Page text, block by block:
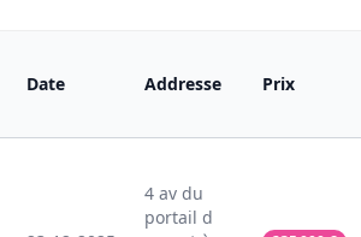
Date Addresse Prix
4 av du
portail d